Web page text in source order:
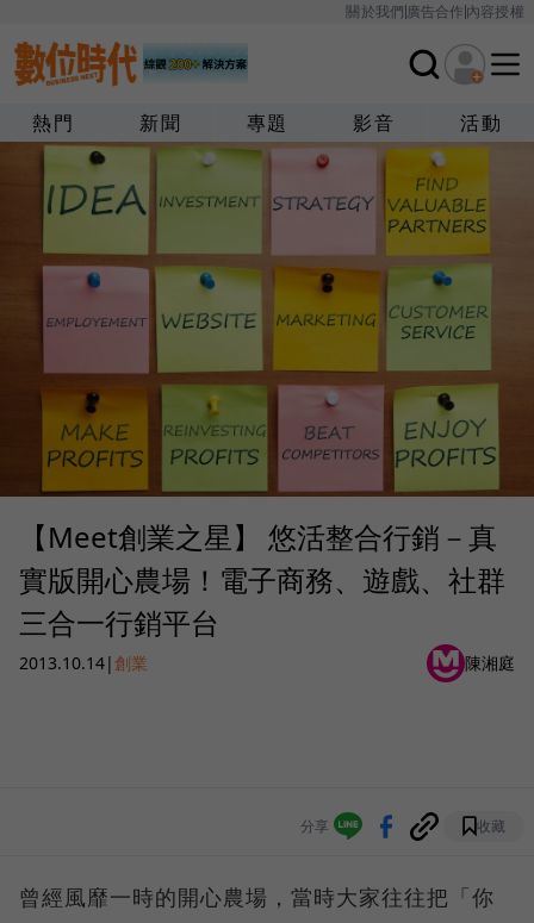
關於我們廣告合作內容授權
熱門 新聞 專題 影音 活動
【Meet創業之星】 悠活整合行銷－真
實版開心農場！電子商務、遊戲、社群
三合一行銷平台
2013.10.14|創業 陳湘庭
分享 收藏
曾經風靡一時的開心農場，當時大家往往把「你